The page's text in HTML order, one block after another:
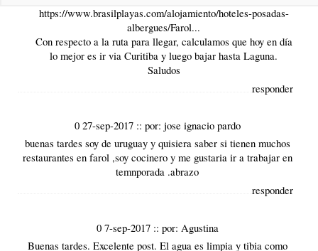
https://www.brasilplayas.com/alojamiento/hoteles-posadas-
albergues/Farol...
Con respecto a la ruta para llegar, calculamos que hoy en día
lo mejor es ir via Curitiba y luego bajar hasta Laguna.
Saludos
responder
0 27-sep-2017 :: por: jose ignacio pardo
buenas tardes soy de uruguay y quisiera saber si tienen muchos
restaurantes en farol ,soy cocinero y me gustaria ir a trabajar en
temnporada .abrazo
responder
0 7-sep-2017 :: por: Agustina
Buenas tardes. Excelente post. El agua es limpia y tibia como